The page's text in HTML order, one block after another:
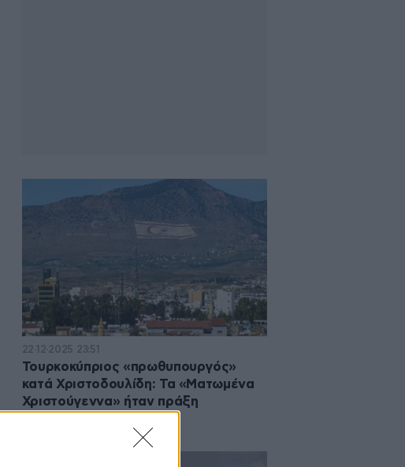
22·12·2025 23:51
Τουρκοκύπριος «πρωθυπουργός»
κατά Χριστοδουλίδη: Τα «Ματωμένα
Χριστούγεννα» ήταν πράξη